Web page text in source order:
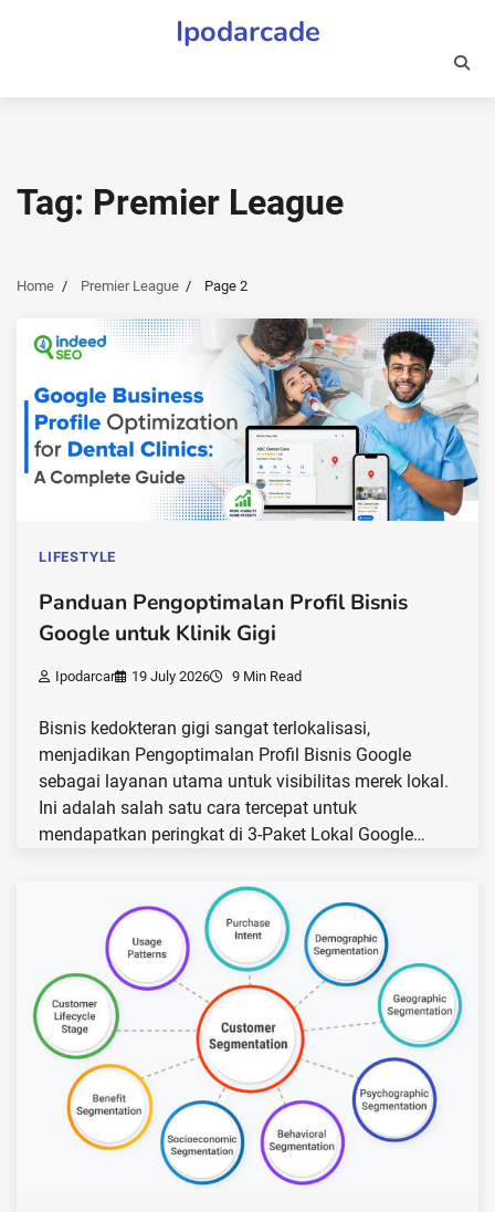
Ipodarcade
Tag: Premier League
Home Premier League Page 2
LIFESTYLE
Panduan Pengoptimalan Profil Bisnis
Google untuk Klinik Gigi
Ipodarcar 19 July 2026 9 Min Read
Bisnis kedokteran gigi sangat terlokalisasi,
menjadikan Pengoptimalan Profil Bisnis Google
sebagai layanan utama untuk visibilitas merek lokal.
Ini adalah salah satu cara tercepat untuk
mendapatkan peringkat di 3-Paket Lokal Google…